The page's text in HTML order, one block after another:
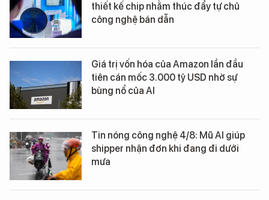
thiết kế chip nhằm thúc đẩy tự chủ
công nghệ bán dẫn
Giá trị vốn hóa của Amazon lần đầu
tiên cán mốc 3.000 tỷ USD nhờ sự
bùng nổ của AI
Tin nóng công nghệ 4/8: Mũ AI giúp
shipper nhận đơn khi đang đi dưới
mưa